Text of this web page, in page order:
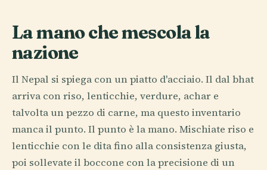
La mano che mescola la
nazione
Il Nepal si spiega con un piatto d'acciaio. Il dal bhat
arriva con riso, lenticchie, verdure, achar e
talvolta un pezzo di carne, ma questo inventario
manca il punto. Il punto è la mano. Mischiate riso e
lenticchie con le dita fino alla consistenza giusta,
poi sollevate il boccone con la precisione di un